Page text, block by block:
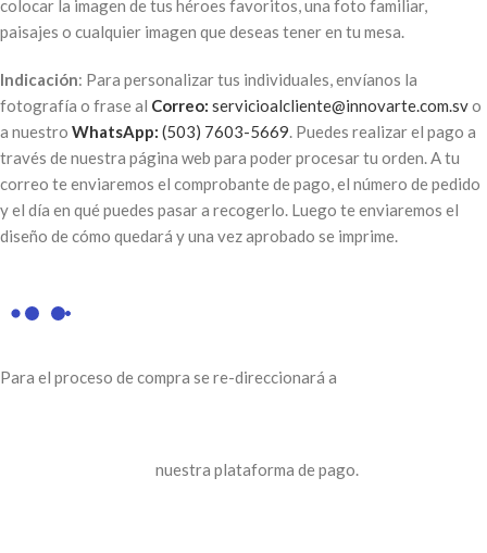
colocar la imagen de tus héroes favoritos, una foto familiar,
paisajes o cualquier imagen que deseas tener en tu mesa.
Indicación: Para personalizar tus individuales, envíanos la
fotografía o frase al Correo: servicioalcliente@innovarte.com.svo
a nuestro WhatsApp: (503) 7603-5669. Puedes realizar el pago a
través de nuestra página web para poder procesar tu orden. A tu
correo te enviaremos el comprobante de pago, el número de pedido
y el día en qué puedes pasar a recogerlo. Luego te enviaremos el
diseño de cómo quedará y una vez aprobado se imprime.
Para el proceso de compra se re-direccionará a
nuestra plataforma de pago.